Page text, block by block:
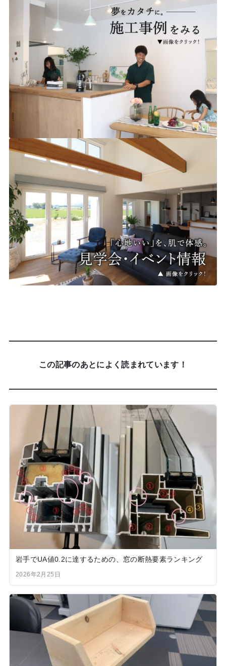
この記事のあとによく読まれています！
岩手でUA値0.2に達するための、窓の断熱要素ランキング
2026年2月25日